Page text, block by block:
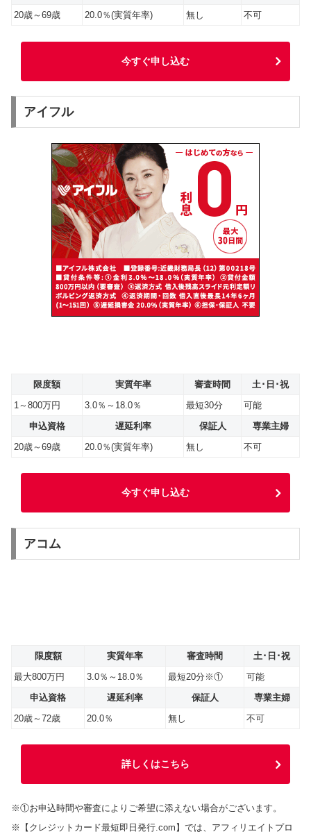
20歳～69歳 20.0％(実質年率) 無し 不可
今すぐ申し込む
アイフル
限度額 実質年率 審査時間
土･日･祝
1～800万円
3.0％～18.0％ 最短30分
可能
申込資格
遅延利率 保証人
専業主婦
20歳～69歳
20.0％(実質年率) 無し 不可
今すぐ申し込む
アコム
限度額 実質年率 審査時間
土･日･祝
最大800万円
3.0％～18.0％ 最短20分※①
可能
申込資格
遅延利率 保証人
専業主婦
20歳～72歳
20.0％ 無し 不可
詳しくはこちら
※①お申込時間や審査によりご希望に添えない場合がございます。
※【クレジットカード最短即日発行.com】では、アフィリエイトプロ